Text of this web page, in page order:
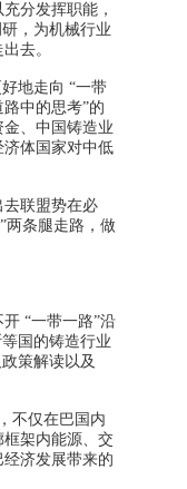
分发挥职能，
，为机械行业
去。
地走向 “一带
中的思考”的
、中国铸造业
体国家对中低
联盟势在必
两条腿走路，做
“一带一路”沿
国的铸造行业
策解读以及
不仅在巴国内
架内能源、交
济发展带来的